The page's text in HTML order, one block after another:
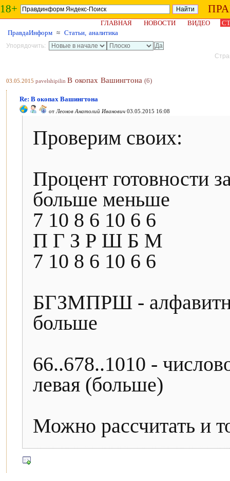
18+
ГЛАВНАЯ НОВОСТИ ВИДЕО
ПравдаИнформ ≈ Статьи, аналитика
Упорядочить:
03.05.2015 pavelshipilin В окопах Вашингтона (6)
Re: В окопах Вашингтона
от Леонов Анатолий Иванович 03.05.2015 16:08
Проверим своих:
Процент готовности
больше меньше
7 10 8 6 10 6 6
П Г З Р Ш Б М
7 10 8 6 10 6 6
БГЗМПРШ -
больше
66..678..1010 -
левая (больше)
Можно рассчитать и